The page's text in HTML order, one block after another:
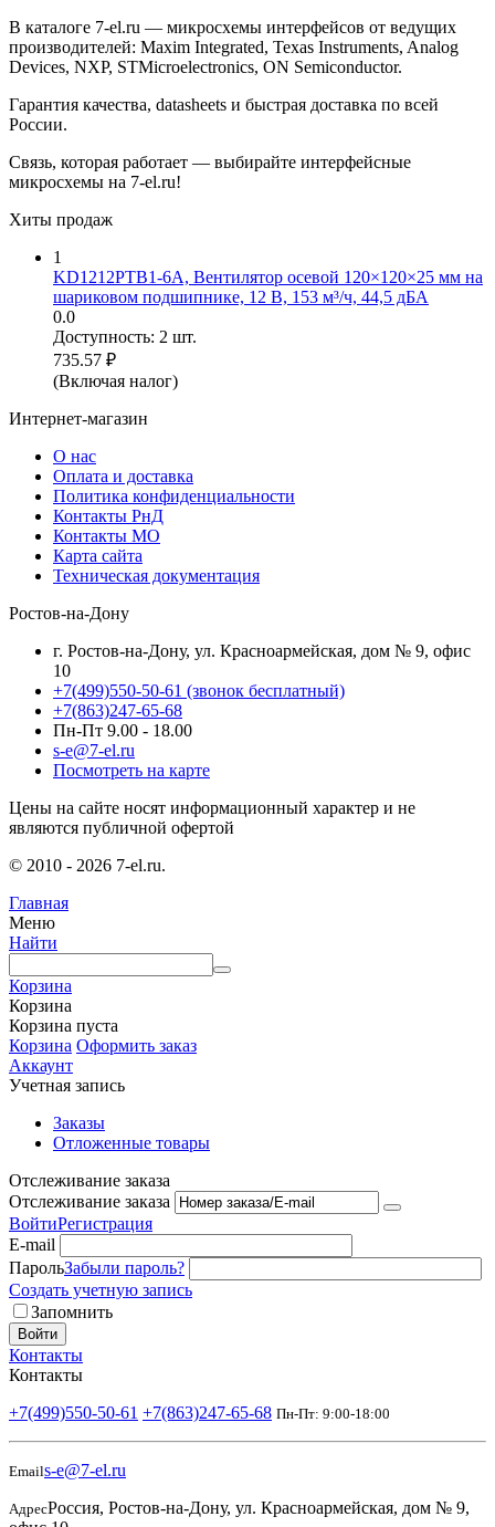
В каталоге 7-el.ru — микросхемы интерфейсов от ведущих
производителей: Maxim Integrated, Texas Instruments, Analog
Devices, NXP, STMicroelectronics, ON Semiconductor.
Гарантия качества, datasheets и быстрая доставка по всей
России.
Связь, которая работает — выбирайте интерфейсные
микросхемы на 7-el.ru!
Хиты продаж
1
KD1212PTB1-6A, Вентилятор осевой 120×120×25 мм на
шариковом подшипнике, 12 В, 153 м³/ч, 44,5 дБА
0.0
Доступность: 2 шт.
735.57 ₽
(Включая налог)
Интернет-магазин
О нас
Оплата и доставка
Политика конфиденциальности
Контакты РнД
Контакты МО
Карта сайта
Техническая документация
Ростов-на-Дону
г. Ростов-на-Дону, ул. Красноармейская, дом № 9, офис
10
+7(499)550-50-61 (звонок бесплатный)
+7(863)247-65-68
Пн-Пт 9.00 - 18.00
s-e@7-el.ru
Посмотреть на карте
Цены на сайте носят информационный характер и не
являются публичной офертой
© 2010 - 2026 7-el.ru.
Главная
Меню
Найти
Корзина
Корзина
Корзина пуста
Корзина Оформить заказ
Аккаунт
Учетная запись
Заказы
Отложенные товары
Отслеживание заказа
Отслеживание заказа
ВойтиРегистрация
E-mail
ПарольЗабыли пароль?
Создать учетную запись
Запомнить
Войти
Контакты
Контакты
+7(499)550-50-61 +7(863)247-65-68 Пн-Пт: 9:00-18:00
Emails-e@7-el.ru
АдресРоссия, Ростов-на-Дону, ул. Красноармейская, дом № 9,